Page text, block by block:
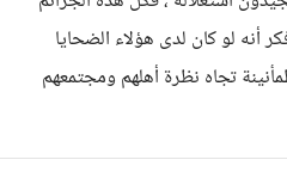
أنه لو كان لدى هؤلاء الضحايا
تجاه نظرة أهلهم ومجتمعهم